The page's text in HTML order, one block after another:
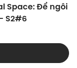
Space: Để ngôi
S2#6